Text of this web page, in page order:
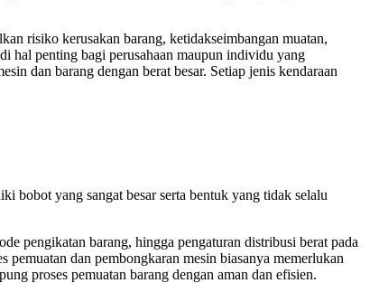
risiko kerusakan barang, ketidakseimbangan muatan,
hal penting bagi perusahaan maupun individu yang
dan barang dengan berat besar. Setiap jenis kendaraan
bobot yang sangat besar serta bentuk yang tidak selalu
pengikatan barang, hingga pengaturan distribusi berat pada
pemuatan dan pembongkaran mesin biasanya memerlukan
proses pemuatan barang dengan aman dan efisien.